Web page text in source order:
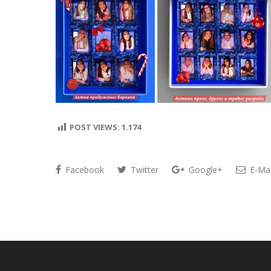
POST VIEWS: 1.174
Facebook Twitter Google+ E-